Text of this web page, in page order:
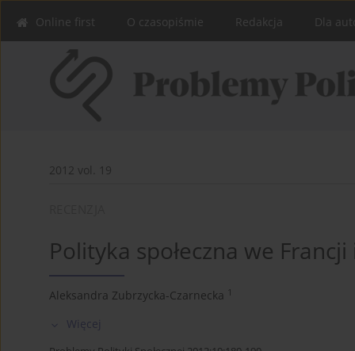
Online first O czasopiśmie Redakcja Dla
2012 vol. 19
Polityka społeczna we
Aleksandra Zubrzycka-Czarnecka 1
Więcej